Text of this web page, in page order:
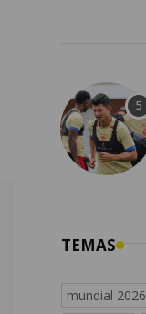
TEMAS
mundial 2026